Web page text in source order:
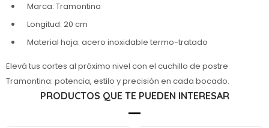
Marca: Tramontina
Longitud: 20 cm
Material hoja: acero inoxidable termo-tratado
Elevá tus cortes al próximo nivel con el cuchillo de postre
Tramontina: potencia, estilo y precisión en cada bocado.
PRODUCTOS QUE TE PUEDEN INTERESAR